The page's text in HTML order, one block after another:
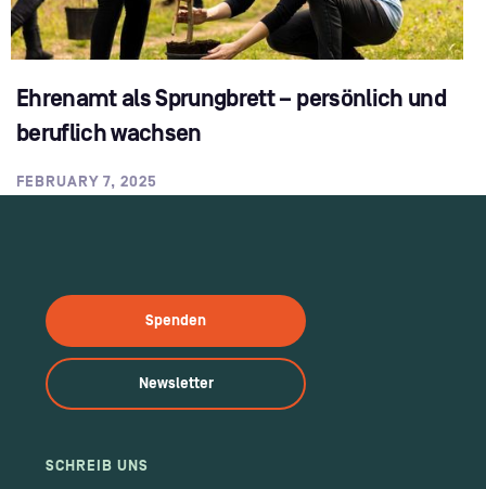
Ehrenamt als Sprungbrett – persönlich und
beruflich wachsen
FEBRUARY 7, 2025
Spenden
Newsletter
SCHREIB UNS